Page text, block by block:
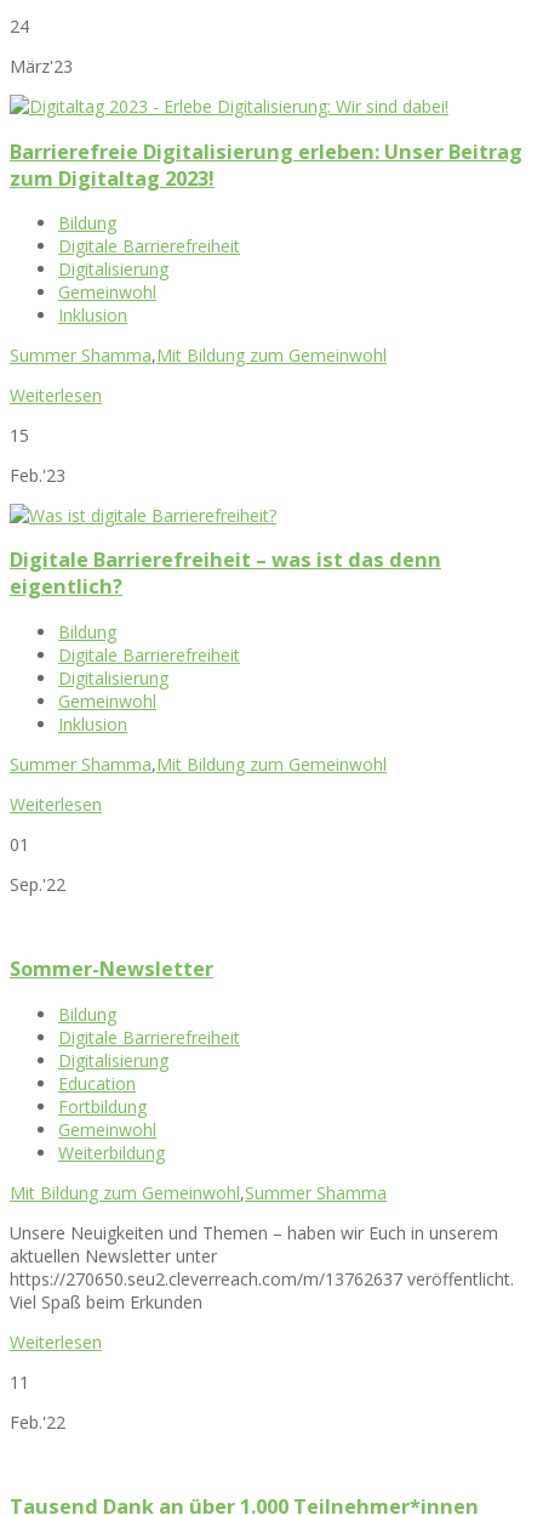
24
März'23
Barrierefreie Digitalisierung erleben: Unser Beitrag
zum Digitaltag 2023!
Bildung
Digitale Barrierefreiheit
Digitalisierung
Gemeinwohl
Inklusion
Summer Shamma,Mit Bildung zum Gemeinwohl
Weiterlesen
15
Feb.'23
Digitale Barrierefreiheit – was ist das denn
eigentlich?
Bildung
Digitale Barrierefreiheit
Digitalisierung
Gemeinwohl
Inklusion
Summer Shamma,Mit Bildung zum Gemeinwohl
Weiterlesen
01
Sep.'22
Sommer-Newsletter
Bildung
Digitale Barrierefreiheit
Digitalisierung
Education
Fortbildung
Gemeinwohl
Weiterbildung
Mit Bildung zum Gemeinwohl,Summer Shamma
Unsere Neuigkeiten und Themen – haben wir Euch in unserem
aktuellen Newsletter unter
https://270650.seu2.cleverreach.com/m/13762637 veröffentlicht.
Viel Spaß beim Erkunden
Weiterlesen
11
Feb.'22
Tausend Dank an über 1.000 Teilnehmer*innen